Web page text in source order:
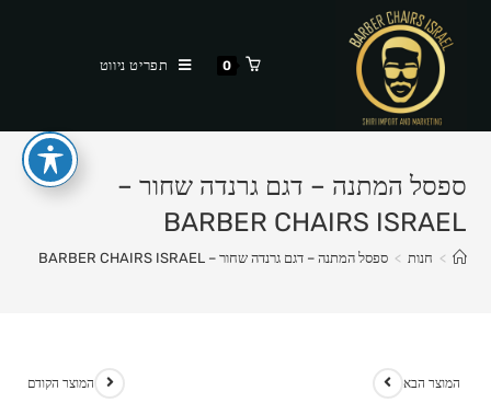
content
0 תפריט ניווט
ספסל המתנה – דגם גרנדה שחור –
BARBER CHAIRS ISRAEL
> חנות > ספסל המתנה – דגם גרנדה שחור – BARBER CHAIRS ISRAEL
המוצר הקודם המוצר הבא